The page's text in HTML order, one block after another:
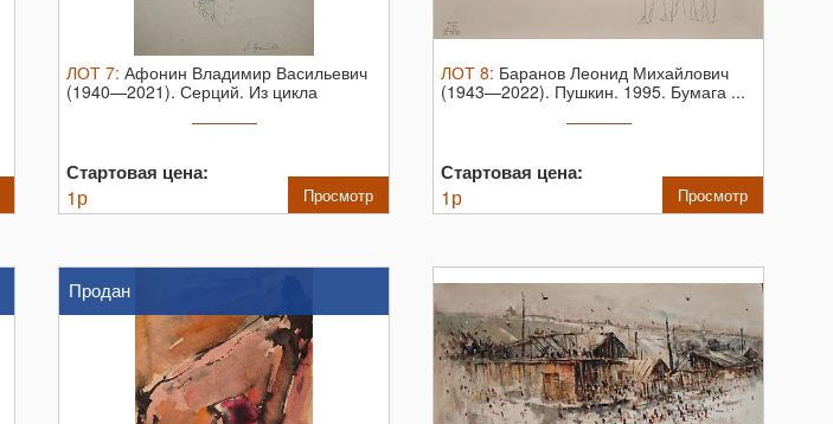
ЛОТ 7: Афонин Владимир Васильевич
(1940—2021). Серций. Из цикла
Стартовая цена:
1р Просмотр
ЛОТ 8: Баранов Леонид Михайлович
(1943—2022). Пушкин. 1995. Бумага ...
Стартовая цена:
1р Просмотр
Продан